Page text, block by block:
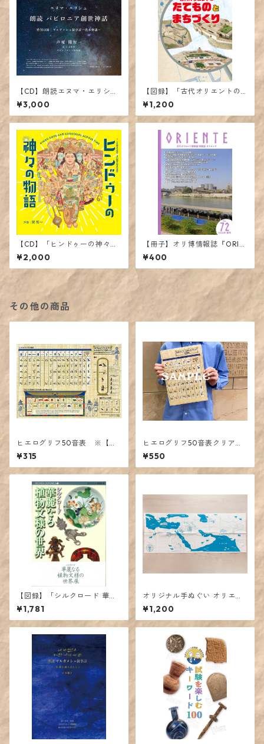
【CD】朗読エヌマ・エリシュ
~バビロニア創世神話~ / 特別
収録 ギルガメシュ叙事詩 ~洪
水物語~【台本冊子付き】
¥3,000
【図録】「古代オリエントの
たてものとまちづくり」展カ
タログ
¥1,200
【CD】「ヒンドゥーの神々の
物語」展音声ガイド【台本冊
子付き】（声優：関智一）
¥2,000
【冊子】オリ博情報誌『ORIE
NTE』72号（最新刊）
¥400
その他の商品
ヒエログリフ50音表 ※【発
送に関するご注意】をご確認
ください
¥315
ヒエログリフ50音表クリアフ
ァイル
¥550
【図録】「シルクロード 華麗
なる植物文様の世界」展カタ
ログ
¥1,781
オリジナル手ぬぐい オリエン
トの地図と遺跡
¥1,200